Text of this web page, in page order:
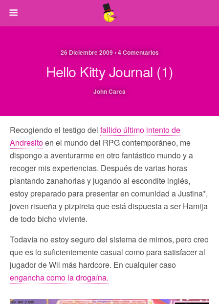
26 Diciembre 2009 • 4 Comentarios
Hello Kitty Journal (1)
John Carca
Recogiendo el testigo del fallido último intento de
Andresitoen el mundo del RPG contemporáneo, me
dispongo a aventurarme en otro fantástico mundo y a
recoger mis experiencias. Después de varias horas
plantando zanahorias y jugando al escondite inglés,
estoy preparado para presentar en comunidad a Justina*,
joven risueña y pizpireta que está dispuesta a ser Hamija
de todo bicho viviente.
Todavía no estoy seguro del sistema de mimos, pero creo
que es lo suficientemente casual como para satisfacer al
jugador de Wii más hardcore. En cualquier caso
engancha como la drogaína.